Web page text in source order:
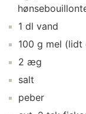
1 dl vand
100 g mel (lidt
2 æg
salt
peber